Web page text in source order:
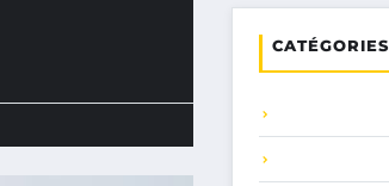
CATÉGORIES